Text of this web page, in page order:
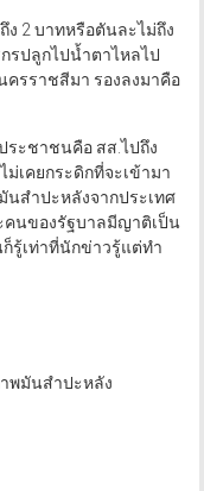
ง 2 บาทหรือตันละไม่ถึง
รปลูกไปน้ำตาไหลไป
รราชสีมา รองลงมาคือ
ระชาชนคือ สส.ไปถึง
เคยกระดิกที่จะเข้ามา
สำปะหลังจากประเทศ
คนของรัฐบาลมีญาติเป็น
รู้เท่าที่นักข่าวรู้แต่ทำ
พมันสำปะหลัง